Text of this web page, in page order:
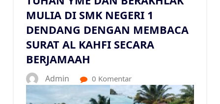
MULIA DI SMK NEGERI 1
DENDANG DENGAN MEMBACA
SURAT AL KAHFI SECARA
BERJAMAAH
Admin 0 Komentar